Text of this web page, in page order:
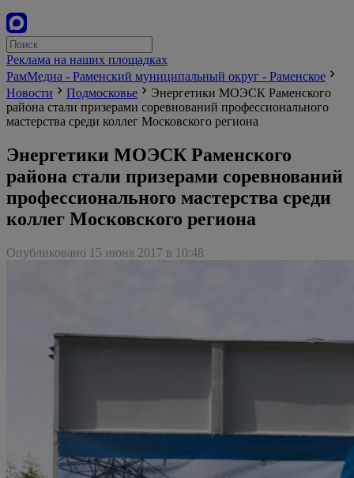
Реклама на наших площадках
РамМедиа - Раменский муниципальный округ - Раменское
Новости
Подмосковье
Энергетики МОЭСК Раменского
района стали призерами соревнований профессионального
мастерства среди коллег Московского региона
Энергетики МОЭСК Раменского
района стали призерами соревнований
профессионального мастерства среди
коллег Московского региона
Опубликовано 15 июня 2017 в 10:48